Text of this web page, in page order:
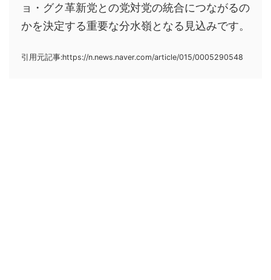
ョ・グク革新党との党対党の統合につながるの
かを決定する重要な分水嶺となる見込みです。
引用元記事:https://n.news.naver.com/article/015/0005290548